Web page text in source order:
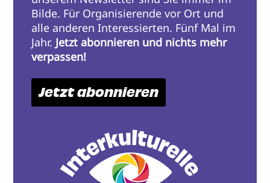
Bilde. Für Organisierende vor Ort und
alle anderen Interessierten. Fünf Mal im
Jahr. Jetzt abonnieren und nichts mehr
verpassen!
Jetzt abonnieren